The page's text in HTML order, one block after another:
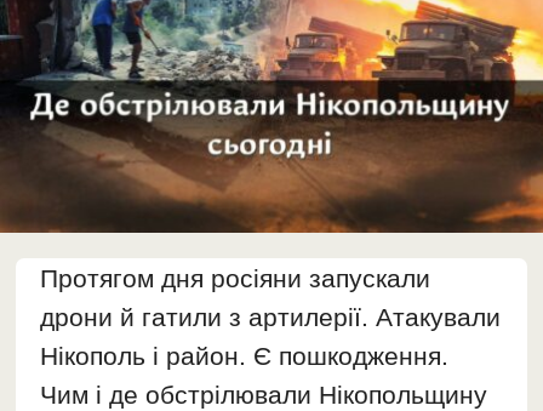
Протягом дня росіяни запускали
дрони й гатили з артилерії. Атакували
Нікополь і район. Є пошкодження.
Чим і де обстрілювали Нікопольщину